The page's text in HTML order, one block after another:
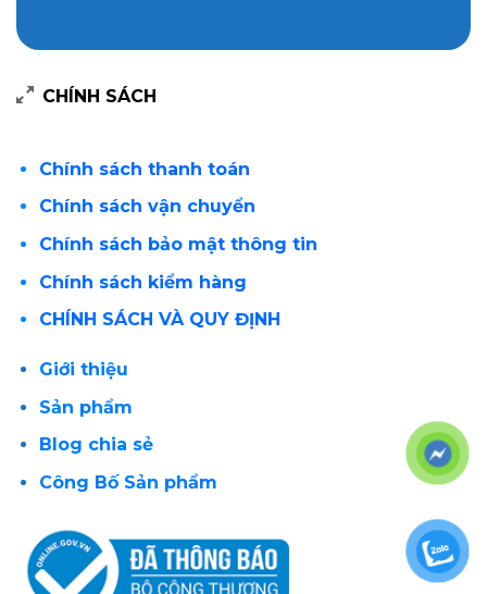
CHÍNH SÁCH
Chính sách thanh toán
Chính sách vận chuyển
Chính sách bảo mật thông tin
Chính sách kiểm hàng
CHÍNH SÁCH VÀ QUY ĐỊNH
Giới thiệu
Sản phẩm
Blog chia sẻ
Công Bố Sản phẩm